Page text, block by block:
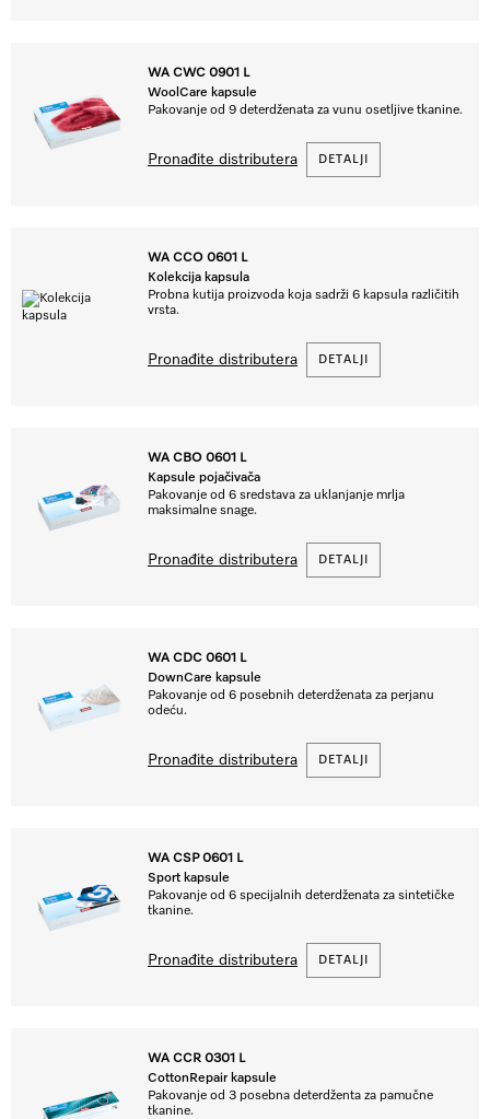
WA CWC 0901 L
WoolCare kapsule
Pakovanje od 9 deterdženata za vunu osetljive tkanine.
DETALJI
Pronađite distributera
WA CCO 0601 L
Kolekcija kapsula
Probna kutija proizvoda koja sadrži 6 kapsula različitih
vrsta.
DETALJI
Pronađite distributera
WA CBO 0601 L
Kapsule pojačivača
Pakovanje od 6 sredstava za uklanjanje mrlja
maksimalne snage.
DETALJI
Pronađite distributera
WA CDC 0601 L
DownCare kapsule
Pakovanje od 6 posebnih deterdženata za perjanu
odeću.
DETALJI
Pronađite distributera
WA CSP 0601 L
Sport kapsule
Pakovanje od 6 specijalnih deterdženata za sintetičke
tkanine.
DETALJI
Pronađite distributera
WA CCR 0301 L
CottonRepair kapsule
Pakovanje od 3 posebna deterdženta za pamučne
tkanine.